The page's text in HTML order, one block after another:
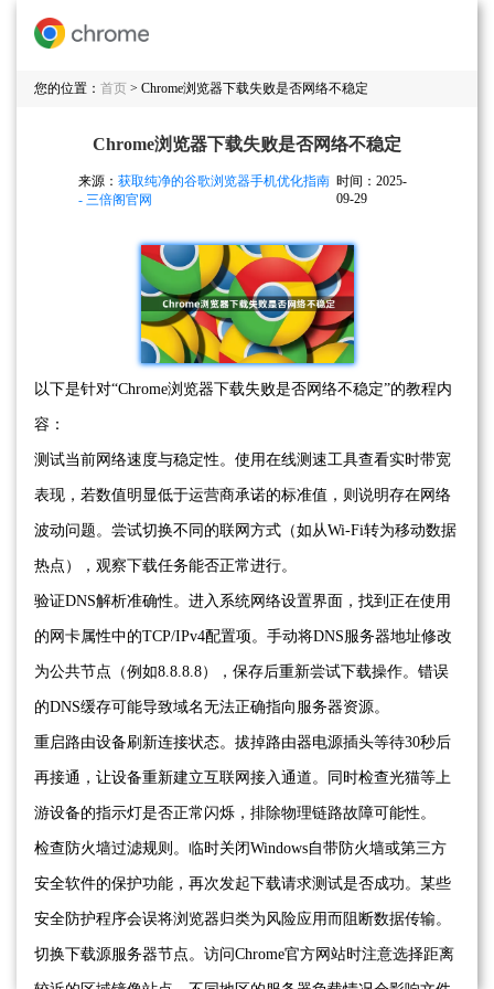
您的位置： 首页 > Chrome浏览器下载失败是否网络不稳定
Chrome浏览器下载失败是否网络不稳定
来源： 获取纯净的谷歌浏览器手机优化指南
- 三倍阁官网
时间：2025-
09-29
以下是针对“Chrome浏览器下载失败是否网络不稳定”的教程内
容：
测试当前网络速度与稳定性。使用在线测速工具查看实时带宽
表现，若数值明显低于运营商承诺的标准值，则说明存在网络
波动问题。尝试切换不同的联网方式（如从Wi-Fi转为移动数据
热点），观察下载任务能否正常进行。
验证DNS解析准确性。进入系统网络设置界面，找到正在使用
的网卡属性中的TCP/IPv4配置项。手动将DNS服务器地址修改
为公共节点（例如8.8.8.8），保存后重新尝试下载操作。错误
的DNS缓存可能导致域名无法正确指向服务器资源。
重启路由设备刷新连接状态。拔掉路由器电源插头等待30秒后
再接通，让设备重新建立互联网接入通道。同时检查光猫等上
游设备的指示灯是否正常闪烁，排除物理链路故障可能性。
检查防火墙过滤规则。临时关闭Windows自带防火墙或第三方
安全软件的保护功能，再次发起下载请求测试是否成功。某些
安全防护程序会误将浏览器归类为风险应用而阻断数据传输。
切换下载源服务器节点。访问Chrome官方网站时注意选择距离